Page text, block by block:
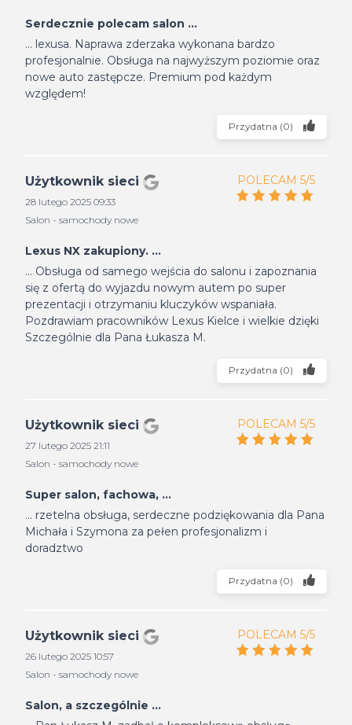
Serdecznie polecam salon ...
... lexusa. Naprawa zderzaka wykonana bardzo
profesjonalnie. Obsługa na najwyższym poziomie oraz
nowe auto zastępcze. Premium pod każdym
względem!
Przydatna (0)
Użytkownik sieci
28 lutego 2025 09:33
Salon - samochody nowe
POLECAM 5/5
Lexus NX zakupiony. ...
... Obsługa od samego wejścia do salonu i zapoznania
się z ofertą do wyjazdu nowym autem po super
prezentacji i otrzymaniu kluczyków wspaniała.
Pozdrawiam pracowników Lexus Kielce i wielkie dzięki
Szczególnie dla Pana Łukasza M.
Przydatna (0)
Użytkownik sieci
27 lutego 2025 21:11
Salon - samochody nowe
POLECAM 5/5
Super salon, fachowa, ...
... rzetelna obsługa, serdeczne podziękowania dla Pana
Michała i Szymona za pełen profesjonalizm i
doradztwo
Przydatna (0)
Użytkownik sieci
26 lutego 2025 10:57
Salon - samochody nowe
POLECAM 5/5
Salon, a szczególnie ...